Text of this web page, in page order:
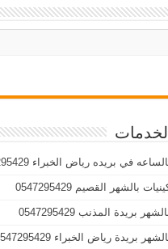
في بريده رياض الخبراء 0547295429
بالشهر القصيم 0547295429
بريدة المذنب 0547295429
بريدة رياض الخبراء 0547295429